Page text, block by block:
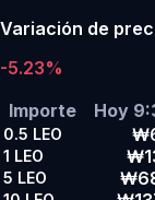
Variación de
-5.23%
Importe
Hoy
0.5 LEO
1 LEO
5 LEO